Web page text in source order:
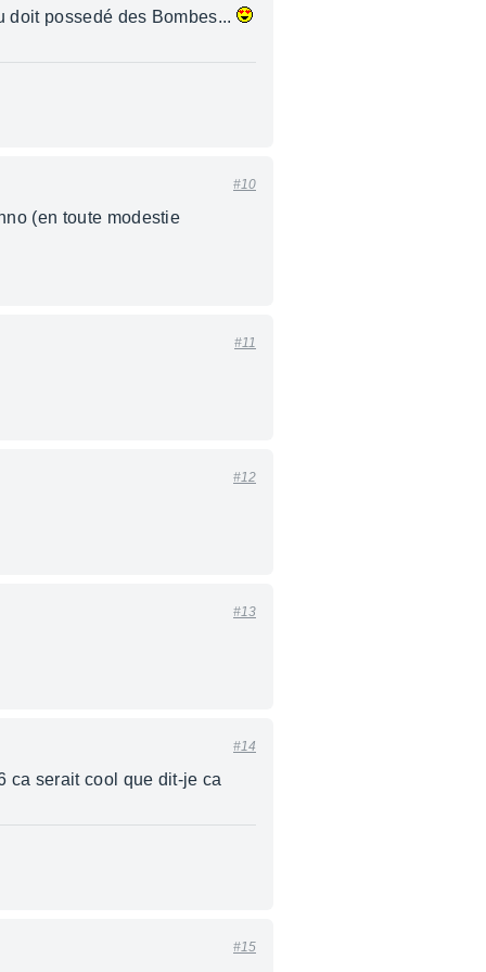
doit possedé des Bombes...
#10
(en toute modestie
#11
#12
#13
#14
ca serait cool que dit-je ca
#15